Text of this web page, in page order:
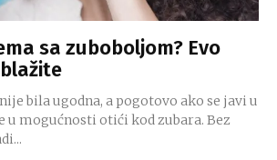
sa zuboboljom? Evo
bila ugodna, a pogotovo ako se javi u
mogućnosti otići kod zubara. Bez